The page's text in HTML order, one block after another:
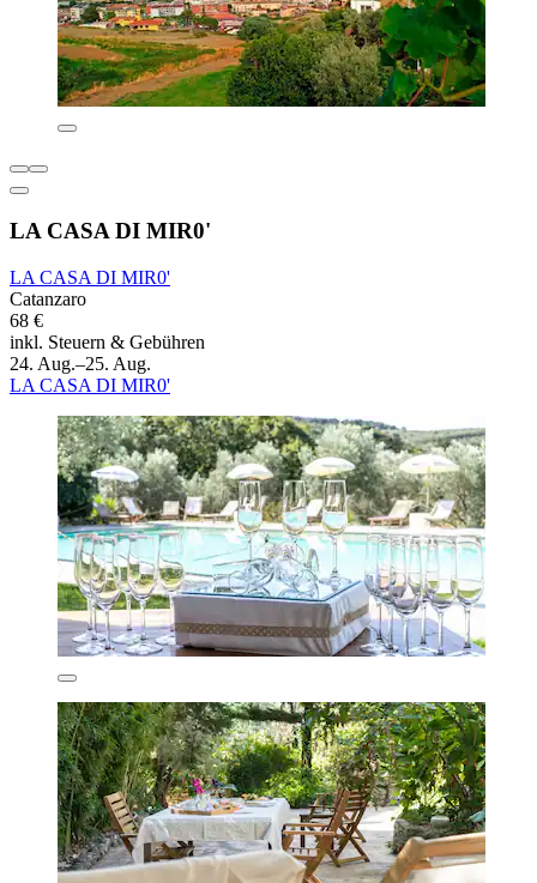
LA CASA DI MIR0'
LA CASA DI MIR0'
Catanzaro
68 €
inkl. Steuern & Gebühren
24. Aug.–25. Aug.
LA CASA DI MIR0'